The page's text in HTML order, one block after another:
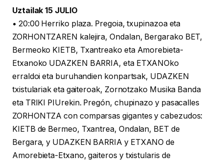
Uztailak 15 JULIO
• 20:00 Herriko plaza. Pregoia, txupinazoa eta
ZORHONTZAREN kalejira, Ondalan, Bergarako BET,
Bermeoko KIETB, Txantreako eta Amorebieta-
Etxanoko UDAZKEN BARRIA, eta ETXANOko
erraldoi eta buruhandien konpartsak, UDAZKEN
txistulariak eta gaiteroak, Zornotzako Musika Banda
eta TRIKI PIUrekin. Pregón, chupinazo y pasacalles
ZORHONTZA con comparsas gigantes y cabezudos:
KIETB de Bermeo, Txantrea, Ondalan, BET de
Bergara, y UDAZKEN BARRIA y ETXANO de
Amorebieta-Etxano, gaiteros y txistularis de